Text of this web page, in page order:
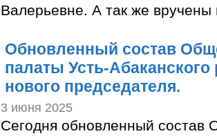
Валерьевне. А так же вручены
Обновленный состав
палаты Усть-
нового председателя.
3 июня 2025
Сегодня обновленный состав